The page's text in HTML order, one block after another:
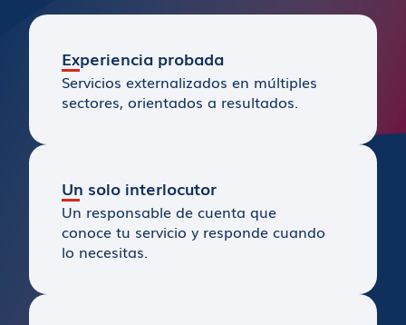
Experiencia probada
Servicios externalizados en múltiples
sectores, orientados a resultados.
Un solo interlocutor
Un responsable de cuenta que
conoce tu servicio y responde cuando
lo necesitas.